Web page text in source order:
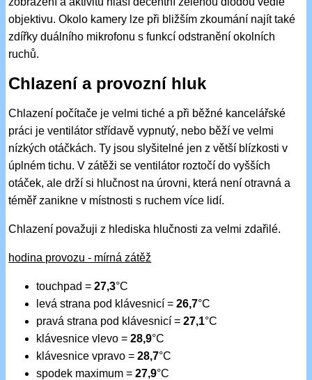
objektivu. Okolo kamery lze při bližším zkoumání najít také
zdířky duálního mikrofonu s funkcí odstranění okolních
ruchů.
Chlazení a provozní hluk
Chlazení počítače je velmi tiché a při běžné kancelářské
práci je ventilátor střídavě vypnutý, nebo běží ve velmi
nízkých otáčkách. Ty jsou slyšitelné jen z větší blízkosti v
úplném tichu. V zátěži se ventilátor roztočí do vyšších
otáček, ale drží si hlučnost na úrovni, která není otravná a
téměř zanikne v místnosti s ruchem více lidí.
Chlazení považuji z hlediska hlučnosti za velmi zdařilé.
hodina provozu - mírná zátěž
touchpad =27,3°C
levá strana pod klávesnicí =26,7°C
pravá strana pod klávesnicí =27,1°C
klávesnice vlevo =28,9°C
klávesnice vpravo =28,7°C
spodek maximum =27,9°C